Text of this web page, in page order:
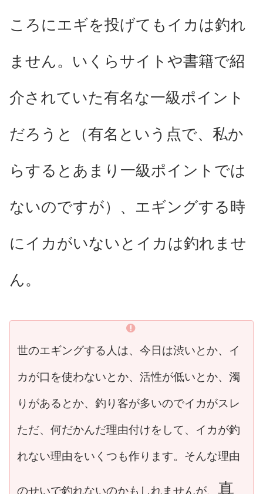
ころにエギを投げてもイカは釣れ
ません。いくらサイトや書籍で紹
介されていた有名な一級ポイント
だろうと（有名という点で、私か
らするとあまり一級ポイントでは
ないのですが）、エギングする時
にイカがいないとイカは釣れませ
ん。
世のエギングする人は、今日は渋いとか、イ
カが口を使わないとか、活性が低いとか、濁
りがあるとか、釣り客が多いのでイカがスレ
ただ、何だかんだ理由付けをして、イカが釣
れない理由をいくつも作ります。そんな理由
のせいで釣れないのかもしれませんが、 真